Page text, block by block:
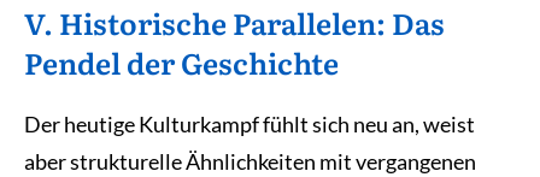
V. Historische Parallelen: Das
Pendel der Geschichte
Der heutige Kulturkampf fühlt sich neu an, weist
aber strukturelle Ähnlichkeiten mit vergangenen